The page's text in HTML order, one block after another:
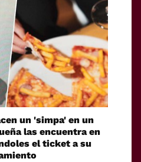
un 'simpa' en un
las encuentra en
el ticket a su